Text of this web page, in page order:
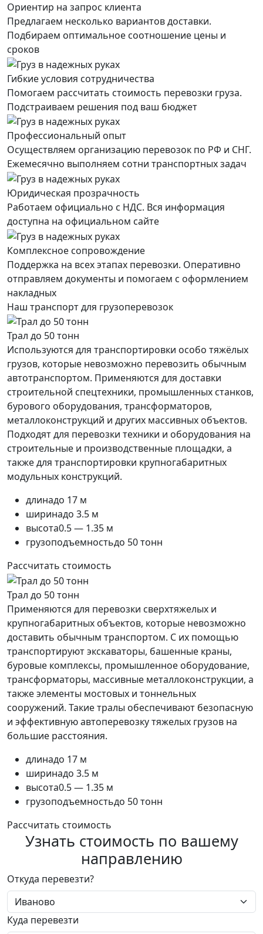
Ориентир на запрос клиента
Предлагаем несколько вариантов доставки.
Подбираем оптимальное соотношение цены и
сроков
Гибкие условия сотрудничества
Помогаем рассчитать стоимость перевозки груза.
Подстраиваем решения под ваш бюджет
Профессиональный опыт
Осуществляем организацию перевозок по РФ и СНГ.
Ежемесячно выполняем сотни транспортных задач
Юридическая прозрачность
Работаем официально с НДС. Вся информация
доступна на официальном сайте
Комплексное сопровождение
Поддержка на всех этапах перевозки. Оперативно
отправляем документы и помогаем с оформлением
накладных
Наш транспорт для грузоперевозок
Трал до 50 тонн
Используются для транспортировки особо тяжёлых
грузов, которые невозможно перевозить обычным
автотранспортом. Применяются для доставки
строительной спецтехники, промышленных станков,
бурового оборудования, трансформаторов,
металлоконструкций и других массивных объектов.
Подходят для перевозки техники и оборудования на
строительные и производственные площадки, а
также для транспортировки крупногабаритных
модульных конструкций.
длинадо 17 м
ширинадо 3.5 м
высота0.5 — 1.35 м
грузоподъемностьдо 50 тонн
Рассчитать стоимость
Трал до 50 тонн
Применяются для перевозки сверхтяжелых и
крупногабаритных объектов, которые невозможно
доставить обычным транспортом. С их помощью
транспортируют экскаваторы, башенные краны,
буровые комплексы, промышленное оборудование,
трансформаторы, массивные металлоконструкции, а
также элементы мостовых и тоннельных
сооружений. Такие тралы обеспечивают безопасную
и эффективную автоперевозку тяжелых грузов на
большие расстояния.
длинадо 17 м
ширинадо 3.5 м
высота0.5 — 1.35 м
грузоподъемностьдо 50 тонн
Рассчитать стоимость
Узнать стоимость по вашему
направлению
Откуда перевезти?
Куда перевезти